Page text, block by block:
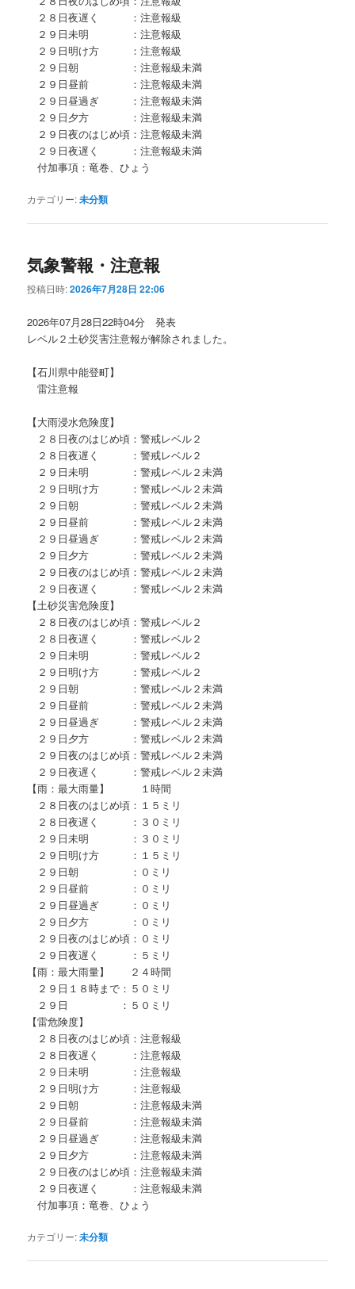
２８日夜遅く ：注意報級
２９日未明 ：注意報級
２９日明け方 ：注意報級
２９日朝 ：注意報級未満
２９日昼前 ：注意報級未満
２９日昼過ぎ ：注意報級未満
２９日夕方 ：注意報級未満
２９日夜のはじめ頃：注意報級未満
２９日夜遅く ：注意報級未満
付加事項：竜巻、ひょう
カテゴリー:未分類
気象警報・注意報
投稿日時:2026年7月28日 22:06
2026年07月28日22時04分 発表
レベル２土砂災害注意報が解除されました。
【石川県中能登町】
雷注意報
【大雨浸水危険度】
２８日夜のはじめ頃：警戒レベル２
２８日夜遅く ：警戒レベル２
２９日未明 ：警戒レベル２未満
２９日明け方 ：警戒レベル２未満
２９日朝 ：警戒レベル２未満
２９日昼前 ：警戒レベル２未満
２９日昼過ぎ ：警戒レベル２未満
２９日夕方 ：警戒レベル２未満
２９日夜のはじめ頃：警戒レベル２未満
２９日夜遅く ：警戒レベル２未満
【土砂災害危険度】
２８日夜のはじめ頃：警戒レベル２
２８日夜遅く ：警戒レベル２
２９日未明 ：警戒レベル２
２９日明け方 ：警戒レベル２
２９日朝 ：警戒レベル２未満
２９日昼前 ：警戒レベル２未満
２９日昼過ぎ ：警戒レベル２未満
２９日夕方 ：警戒レベル２未満
２９日夜のはじめ頃：警戒レベル２未満
２９日夜遅く ：警戒レベル２未満
【雨：最大雨量】 １時間
２８日夜のはじめ頃：１５ミリ
２８日夜遅く ：３０ミリ
２９日未明 ：３０ミリ
２９日明け方 ：１５ミリ
２９日朝 ：０ミリ
２９日昼前 ：０ミリ
２９日昼過ぎ ：０ミリ
２９日夕方 ：０ミリ
２９日夜のはじめ頃：０ミリ
２９日夜遅く ：５ミリ
【雨：最大雨量】 ２４時間
２９日１８時まで：５０ミリ
２９日 ：５０ミリ
【雷危険度】
２８日夜のはじめ頃：注意報級
２８日夜遅く ：注意報級
２９日未明 ：注意報級
２９日明け方 ：注意報級
２９日朝 ：注意報級未満
２９日昼前 ：注意報級未満
２９日昼過ぎ ：注意報級未満
２９日夕方 ：注意報級未満
２９日夜のはじめ頃：注意報級未満
２９日夜遅く ：注意報級未満
付加事項：竜巻、ひょう
カテゴリー:未分類